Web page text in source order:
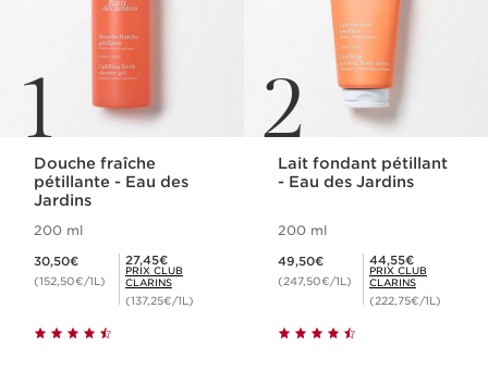
1
Douche fraîche
pétillante - Eau des
Jardins
200 ml
30,50€
(152,50€/1L)
Prix Club Clarins 27,45€
27,45€
PRIX CLUB
CLARINS
(137,25€/1L)
2
Lait fondant pétillant
- Eau des Jardins
200 ml
49,50€
(247,50€/1L)
Prix Club Clarins 44,55€
44,55€
PRIX CLUB
CLARINS
(222,75€/1L)